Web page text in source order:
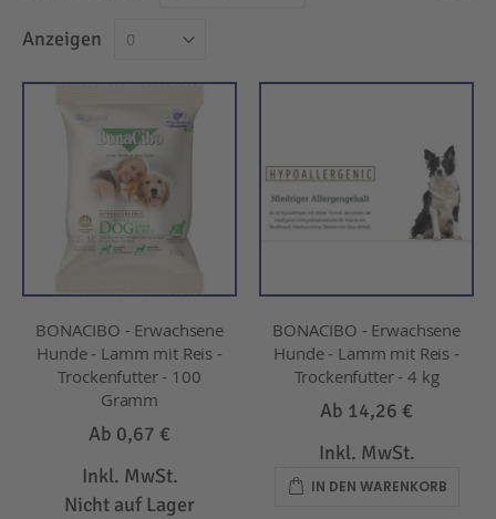
Anzeigen
BONACIBO - Erwachsene
Hunde - Lamm mit Reis -
Trockenfutter - 100
Gramm
Ab 0,67 €
Inkl. MwSt.
Nicht auf Lager
BONACIBO - Erwachsene
Hunde - Lamm mit Reis -
Trockenfutter - 4 kg
Ab 14,26 €
Inkl. MwSt.
IN DEN WARENKORB